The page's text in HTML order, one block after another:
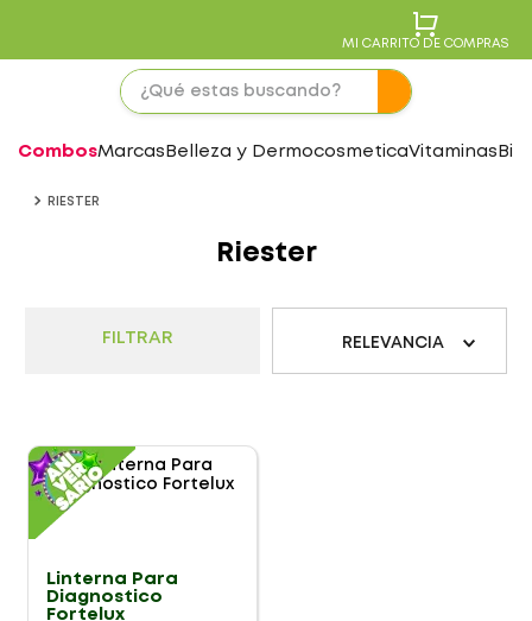
MI CARRITO DE COMPRAS
CombosMarcas Belleza y DermocosmeticaVitaminas
RIESTER
Riester
FILTRAR RELEVANCIA
Linterna Para
Diagnostico
Fortelux